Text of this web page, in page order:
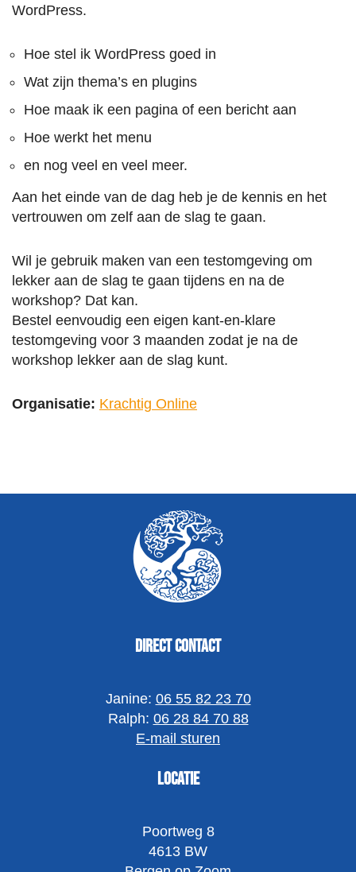
WordPress.
Hoe stel ik WordPress goed in
Wat zijn thema’s en plugins
Hoe maak ik een pagina of een bericht aan
Hoe werkt het menu
en nog veel en veel meer.
Aan het einde van de dag heb je de kennis en het
vertrouwen om zelf aan de slag te gaan.
Wil je gebruik maken van een testomgeving om
lekker aan de slag te gaan tijdens en na de
workshop? Dat kan.
Bestel eenvoudig een eigen kant-en-klare
testomgeving voor 3 maanden zodat je na de
workshop lekker aan de slag kunt.
Organisatie: Krachtig Online
Direct contact
Janine: 06 55 82 23 70
Ralph: 06 28 84 70 88
E-mail sturen
Locatie
Poortweg 8
4613 BW